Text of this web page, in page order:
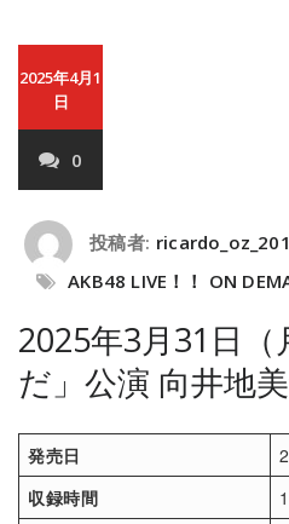
2025年4月1
日
0
投稿者:
AKB48 LIVE！！ ON
2025年3月31日
だ」公演 向井地
発売日
収録時間